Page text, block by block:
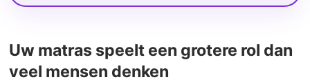
Uw matras speelt een grotere rol dan
veel mensen denken